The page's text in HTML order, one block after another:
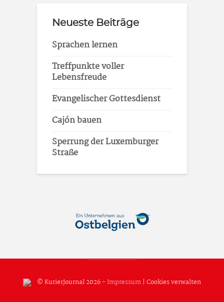
Neueste Beiträge
Sprachen lernen
Treffpunkte voller
Lebensfreude
Evangelischer Gottesdienst
Cajón bauen
Sperrung der Luxemburger
Straße
© KurierJournal 2026 -Impressum | Cookies verwalten